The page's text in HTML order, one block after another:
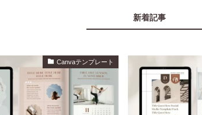
新着記事
Canvaテンプレート